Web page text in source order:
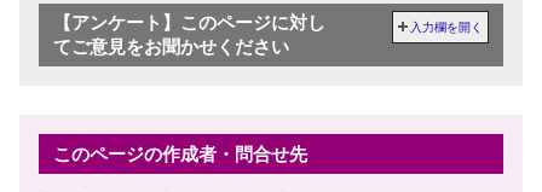
【アンケート】このページに対し
てご意見をお聞かせください
入力欄を開く
このページの作成者・問合せ先